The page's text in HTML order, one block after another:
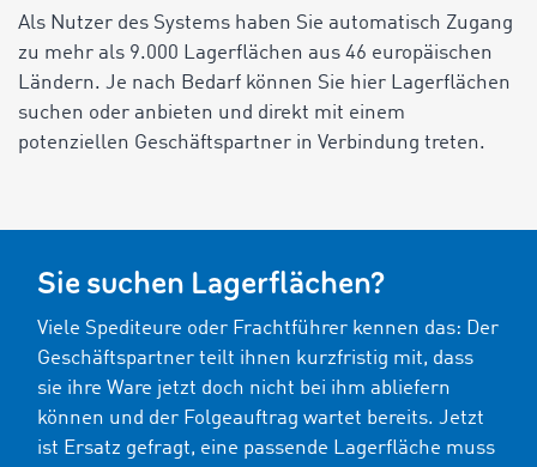
Als Nutzer des Systems haben Sie automatisch Zugang
zu mehr als 9.000 Lagerflächen aus 46 europäischen
Ländern. Je nach Bedarf können Sie hier Lagerflächen
suchen oder anbieten und direkt mit einem
potenziellen Geschäftspartner in Verbindung treten.
Sie suchen Lagerflächen?
Viele Spediteure oder Frachtführer kennen das: Der
Geschäftspartner teilt ihnen kurzfristig mit, dass
sie ihre Ware jetzt doch nicht bei ihm abliefern
können und der Folgeauftrag wartet bereits. Jetzt
ist Ersatz gefragt, eine passende Lagerfläche muss